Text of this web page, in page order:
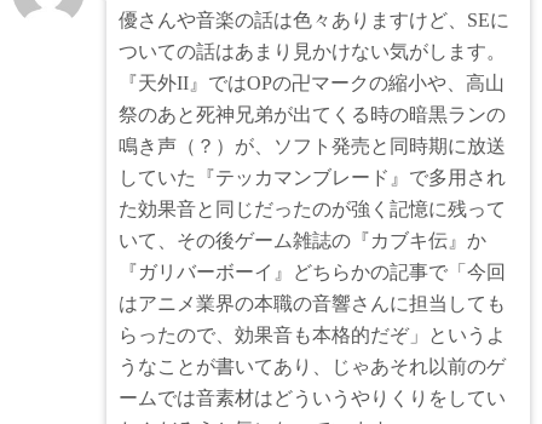
優さんや音楽の話は色々ありますけど、SEに
ついての話はあまり見かけない気がします。
『天外II』ではOPの卍マークの縮小や、高山
祭のあと死神兄弟が出てくる時の暗黒ランの
鳴き声（？）が、ソフト発売と同時期に放送
していた『テッカマンブレード』で多用され
た効果音と同じだったのが強く記憶に残って
いて、その後ゲーム雑誌の『カブキ伝』か
『ガリバーボーイ』どちらかの記事で「今回
はアニメ業界の本職の音響さんに担当しても
らったので、効果音も本格的だぞ」というよ
うなことが書いてあり、じゃあそれ以前のゲ
ームでは音素材はどういうやりくりをしてい